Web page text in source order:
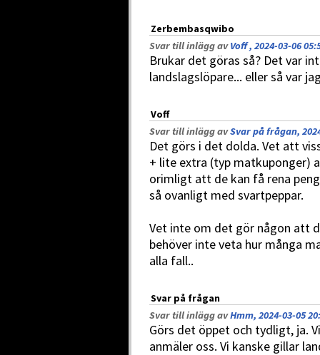
Zerbembasqwibo
Svar till inlägg avVoff , 2024-03-06
Brukar det göras så? Det var
landslagslöpare... eller så var
Voff
Svar till inlägg avSvar på frågan,
Det görs i det dolda. Vet att
+ lite extra (typ matkuponger)
orimligt att de kan få rena
så ovanligt med svartpeppar.
Vet inte om det gör någon att
behöver inte veta hur många
alla fall..
Svar på frågan
Svar till inlägg avHmm, 2024-03-05
Görs det öppet och tydligt, ja.
anmäler oss. Vi kanske gillar